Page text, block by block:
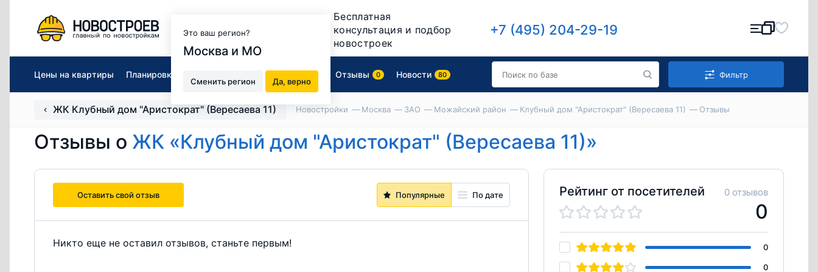
Это ваш регион?
Москва и МО
Сменить регион Да, верно
Бесплатная
консультация и подбор
новостроек
+7 (495) 204-29-19
Цены на квартиры Планировки Ход строительства Отзывы 0 Новости 80 Фильтр
ЖК Клубный дом "Аристократ" (Вересаева 11) Новостройки Москва ЗАО Можайский район Клубный дом "Аристократ" (Вересаева 11) Отзывы
Отзывы о ЖК «Клубный дом "Аристократ" (Вересаева 11)»
Оставить свой отзыв Популярные По дате
Никто еще не оставил отзывов, станьте первым!
Рейтинг от посетителей 0 отзывов
0
0
0